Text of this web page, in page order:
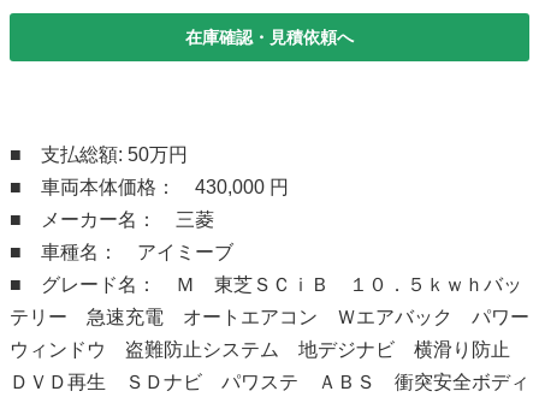
在庫確認・見積依頼へ
■ 支払総額: 50万円
■ 車両本体価格： 430,000 円
■ メーカー名： 三菱
■ 車種名： アイミーブ
■ グレード名： Ｍ 東芝ＳＣｉＢ １０．５ｋｗｈバッ
テリー 急速充電 オートエアコン Ｗエアバック パワー
ウィンドウ 盗難防止システム 地デジナビ 横滑り防止
ＤＶＤ再生 ＳＤナビ パワステ ＡＢＳ 衝突安全ボディ